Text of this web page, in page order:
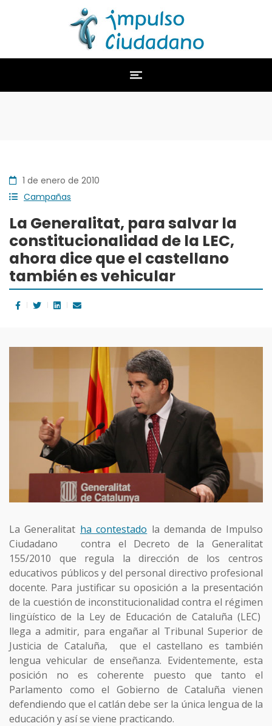
1 de enero de 2010
Campañas
La Generalitat, para salvar la
constitucionalidad de la LEC,
ahora dice que el castellano
también es vehicular
La Generalitat ha contestado la demanda de Impulso
Ciudadano contra el Decreto de la Generalitat
155/2010 que regula la dirección de los centros
educativos públicos y del personal directivo profesional
docente. Para justificar su oposición a la presentación
de la cuestión de inconstitucionalidad contra el régimen
lingüístico de la Ley de Educación de Cataluña (LEC)
llega a admitir, para engañar al Tribunal Superior de
Justicia de Cataluña, que el castellano es también
lengua vehicular de enseñanza. Evidentemente, esta
posición no es coherente puesto que tanto el
Parlamento como el Gobierno de Cataluña vienen
defendiendo que el catlán debe ser la única lengua de la
educación y así se viene practicando.